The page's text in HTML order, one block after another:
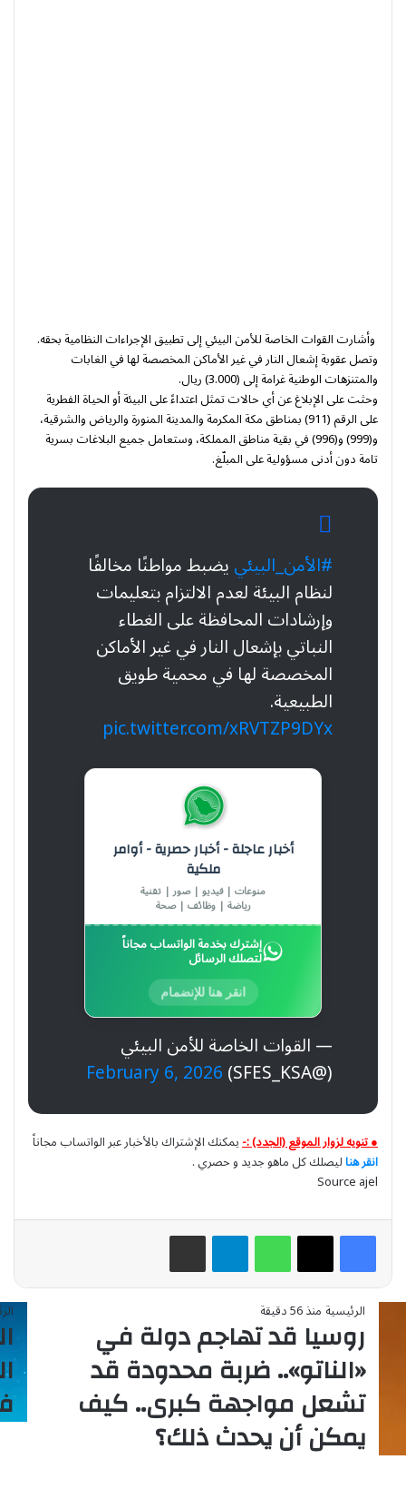
وأشارت القوات الخاصة للأمن البيئي إلى تطبيق الإجراءات النظامية بحقه.
وتصل عقوبة إشعال النار في غير الأماكن المخصصة لها في الغابات
والمتنزهات الوطنية غرامة إلى (3.000) ريال.
وحثت على الإبلاغ عن أي حالات تمثل اعتداءً على البيئة أو الحياة الفطرية
على الرقم (911) بمناطق مكة المكرمة والمدينة المنورة والرياض والشرقية،
و(999) و(996) في بقية مناطق المملكة، وستعامل جميع البلاغات بسرية
تامة دون أدنى مسؤولية على المبلّغ.
#الأمن_البيئييضبط مواطنًا مخالفًا
لنظام البيئة لعدم الالتزام بتعليمات
وإرشادات المحافظة على الغطاء
النباتي بإشعال النار في غير الأماكن
المخصصة لها في محمية طويق
الطبيعية.
pic.twitter.com/xRVTZP9DYx
أخبار عاجلة - أخبار حصرية - أوامر
ملكية
منوعات | فيديو | صور | تقنية
رياضة | وظائف | صحة
إشترك بخدمة الواتساب مجاناً
لتصلك الرسائل
انقر هنا للإنضمام
— القوات الخاصة للأمن البيئي
(@SFES_KSA)
February 6, 2026
● تنويه لزوار الموقع (الجدد) :-يمكنك الإشتراك بالأخبار عبر الواتساب مجاناً
انقر هناليصلك كل ماهو جديد و حصري .
Source ajel
واتسابتيلقرام مشاركة عبر البريد
الرئيسية منذ 56 دقيقة
روسيا قد تهاجم دولة في
«الناتو».. ضربة محدودة قد
تشعل مواجهة كبرى.. كيف
يمكن أن يحدث ذلك؟